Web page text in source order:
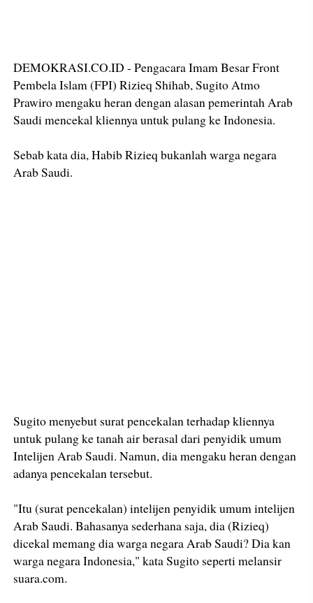
DEMOKRASI.CO.ID - Pengacara Imam Besar Front
Pembela Islam (FPI) Rizieq Shihab, Sugito Atmo
Prawiro mengaku heran dengan alasan pemerintah Arab
Saudi mencekal kliennya untuk pulang ke Indonesia.
Sebab kata dia, Habib Rizieq bukanlah warga negara
Arab Saudi.
Sugito menyebut surat pencekalan terhadap kliennya
untuk pulang ke tanah air berasal dari penyidik umum
Intelijen Arab Saudi. Namun, dia mengaku heran dengan
adanya pencekalan tersebut.
"Itu (surat pencekalan) intelijen penyidik umum intelijen
Arab Saudi. Bahasanya sederhana saja, dia (Rizieq)
dicekal memang dia warga negara Arab Saudi? Dia kan
warga negara Indonesia," kata Sugito seperti melansir
suara.com.